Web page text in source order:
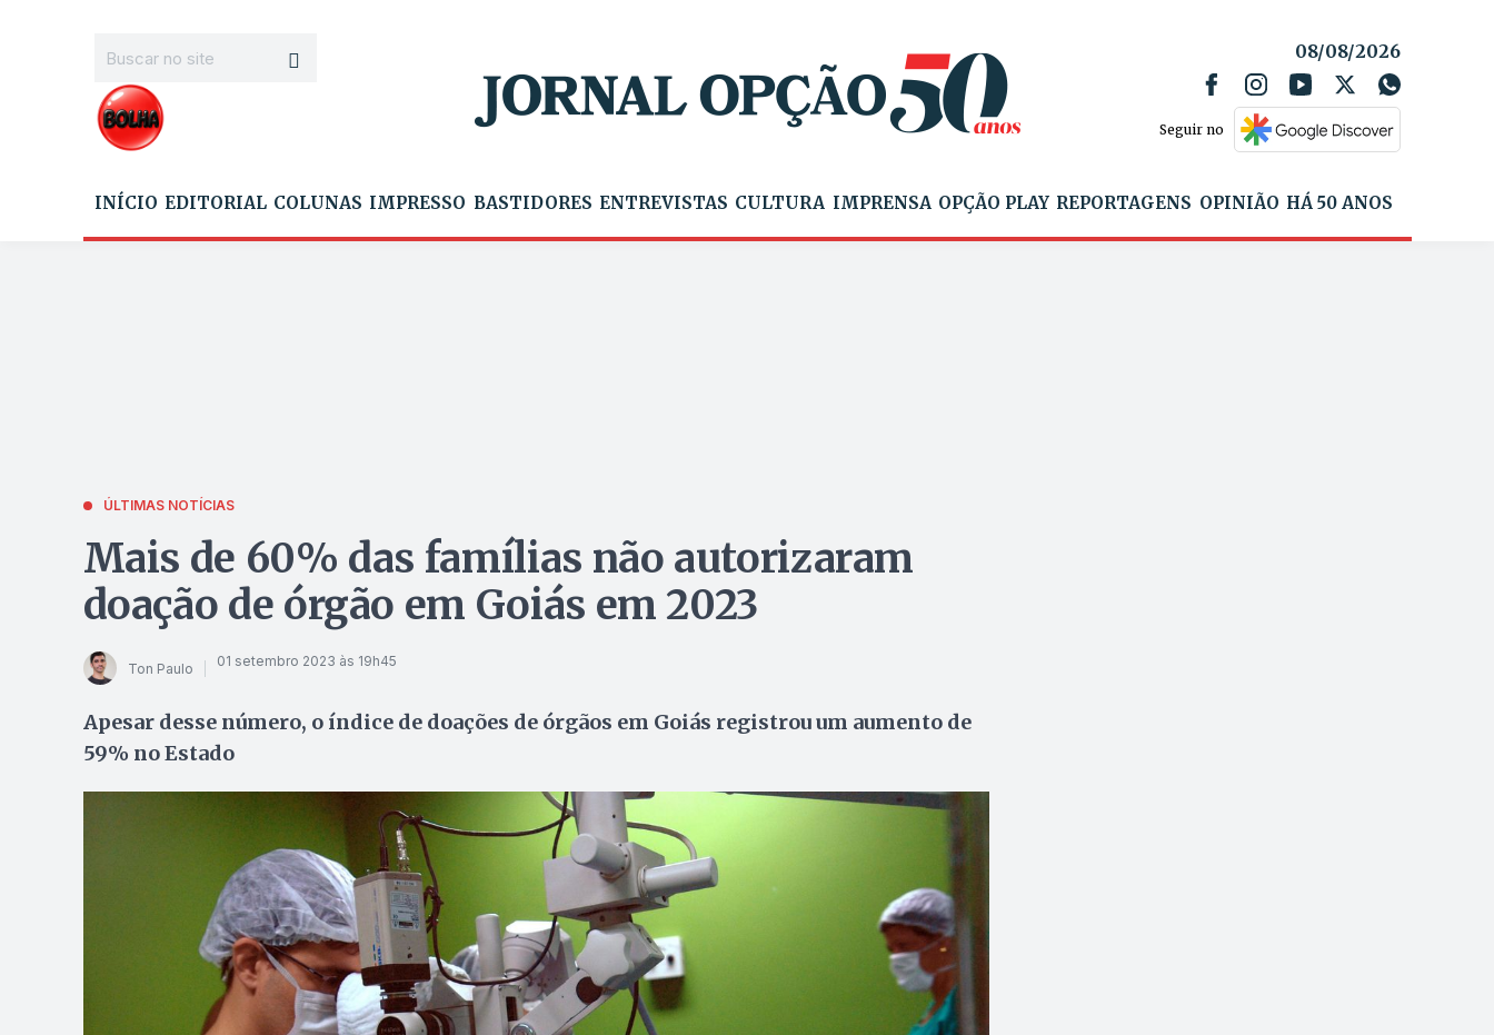
08/08/2026
Seguir no
INÍCIO EDITORIAL COLUNAS IMPRESSO BASTIDORES ENTREVISTAS CULTURA IMPRENSA OPÇÃO PLAY REPORTAGENS OPINIÃO HÁ 50 ANOS
ÚLTIMAS NOTÍCIAS
Mais de 60% das famílias não autorizaram
doação de órgão em Goiás em 2023
Ton Paulo 01 setembro 2023 às 19h45
Apesar desse número, o índice de doações de órgãos em Goiás registrou um aumento de
59% no Estado